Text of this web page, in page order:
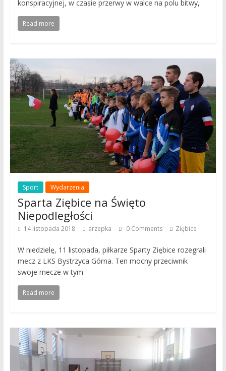
konspiracyjnej, w czasie przerwy w walce na polu bitwy,
Read more
Sport Wydarzenia
Sparta Ziębice na Święto
Niepodległości
14 listopada 2018 arzepka 0 Comments Ziębice
W niedzielę, 11 listopada, piłkarze Sparty Ziębice rozegrali
mecz z LKS Bystrzyca Górna. Ten mocny przeciwnik
swoje mecze w tym
Read more